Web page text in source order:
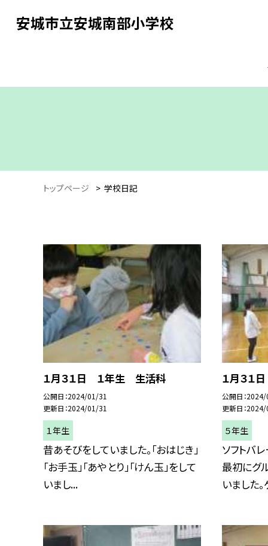
安城市立安城南部小学校
トップページ > 学校日記
１月３１日 １年生 生活科
公開日 2024/01/31
更新日 2024/01/31
１年生
昔あそびをしていました。「おはじき」
「お手玉」「あやとり」「けん玉」をして
いまし...
１月３
公開日 2024/
更新日 2024/
５年生
ソフトバ
最初にグ
いました